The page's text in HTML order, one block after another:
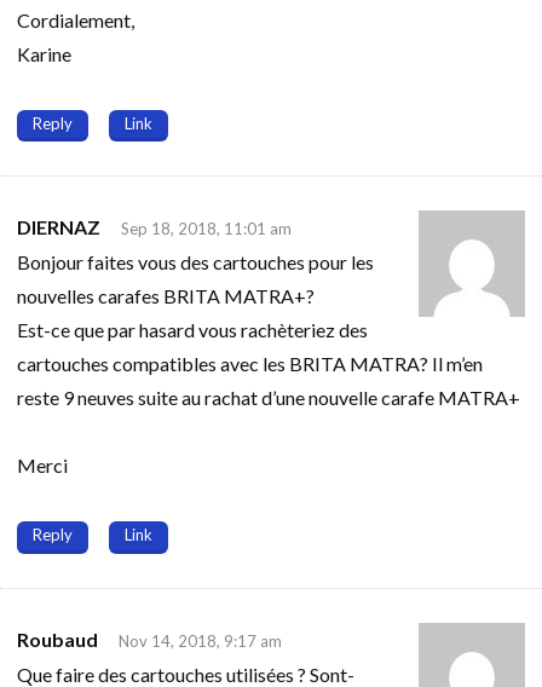
Cordialement,
Karine
Reply Link
DIERNAZ Sep 18, 2018, 11:01 am
Bonjour faites vous des cartouches pour les
nouvelles carafes BRITA MATRA+?
Est-ce que par hasard vous rachèteriez des
cartouches compatibles avec les BRITA MATRA? Il m’en
reste 9 neuves suite au rachat d’une nouvelle carafe MATRA+
Merci
Reply Link
Roubaud Nov 14, 2018, 9:17 am
Que faire des cartouches utilisées ? Sont-